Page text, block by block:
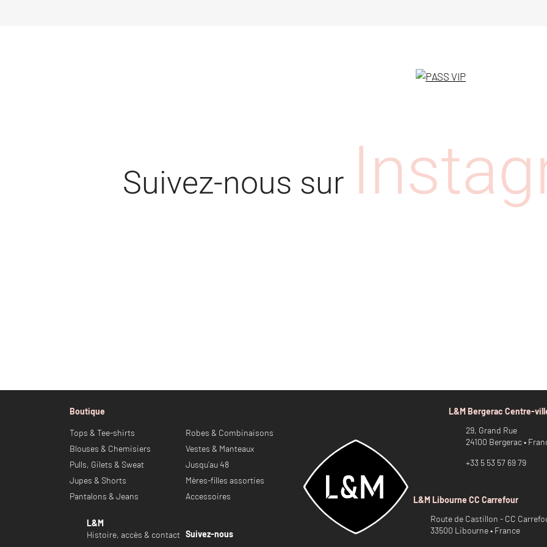
Suivez-nous sur
Boutique
Tops & Tee-shirts
Blouses & Chemisiers
Pulls, Gilets & Sweat
Jupes & Shorts
Pantalons & Jeans
L&M
Histoire, accès & contact
Robes & Combinaisons
Vestes & Manteaux
Jusqu’au 48
Mères-filles assorties
Accessoires
Suivez-nous
L&M Bergerac Centre-
29, Grand Rue
24100 Bergerac •
+33 5 53 57 69 79
L&M Libourne CC Carrefour
Route de Castillon - CC
33500 Libourne • France